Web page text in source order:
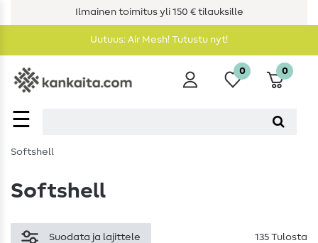
Ilmainen toimitus yli 150 € tilauksille
Uutuus: Air Mesh! Tutustu nyt!
☰
0 0
Softshell
Softshell
Suodata ja lajittele 135 Tulosta